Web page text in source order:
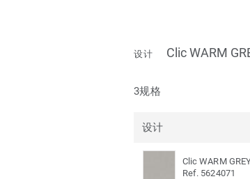
设计 Clic WARM
3规格
设计
Clic WARM
Ref. 5624071